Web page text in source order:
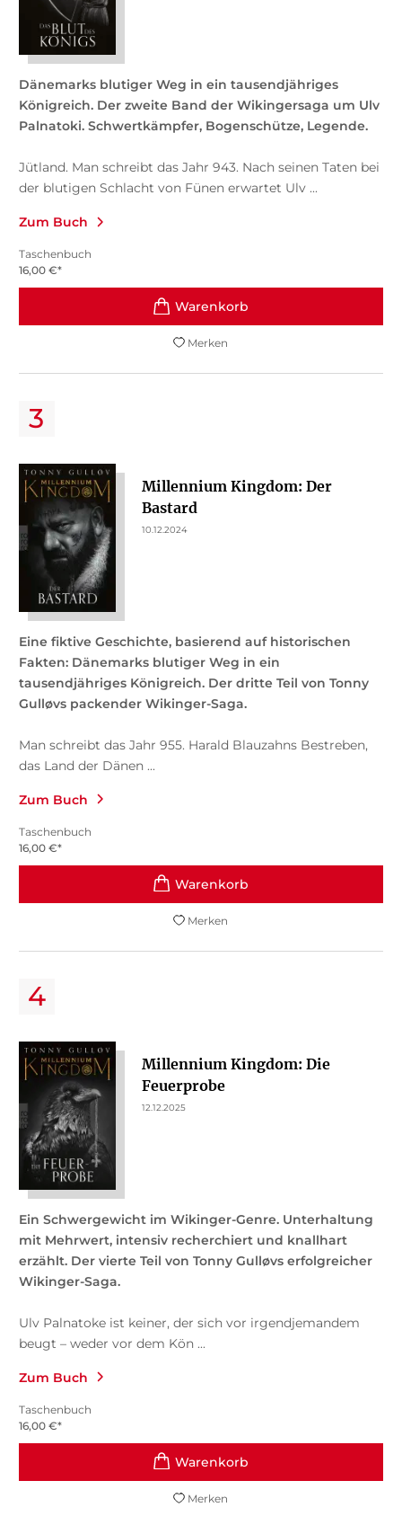
Dänemarks blutiger Weg in ein tausendjähriges
Königreich. Der zweite Band der Wikingersaga um Ulv
Palnatoki. Schwertkämpfer, Bogenschütze, Legende.
Jütland. Man schreibt das Jahr 943. Nach seinen Taten bei
der blutigen Schlacht von Fünen erwartet Ulv ...
Zum Buch
Taschenbuch
16,00 €*
Merken
Millennium Kingdom: Der
Bastard
10.12.2024
Eine fiktive Geschichte, basierend auf historischen
Fakten: Dänemarks blutiger Weg in ein
tausendjähriges Königreich. Der dritte Teil von Tonny
Gulløvs packender Wikinger-Saga.
Man schreibt das Jahr 955. Harald Blauzahns Bestreben,
das Land der Dänen ...
Zum Buch
Taschenbuch
16,00 €*
Merken
Millennium Kingdom: Die
Feuerprobe
12.12.2025
Ein Schwergewicht im Wikinger-Genre. Unterhaltung
mit Mehrwert, intensiv recherchiert und knallhart
erzählt. Der vierte Teil von Tonny Gulløvs erfolgreicher
Wikinger-Saga.
Ulv Palnatoke ist keiner, der sich vor irgendjemandem
beugt – weder vor dem Kön ...
Zum Buch
Taschenbuch
16,00 €*
Merken